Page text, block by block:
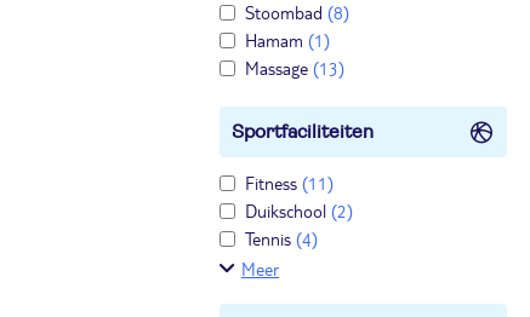
Stoombad (8)
Hamam (1)
Massage (13)
Sportfaciliteiten
Fitness (11)
Duikschool (2)
Tennis (4)
Meer